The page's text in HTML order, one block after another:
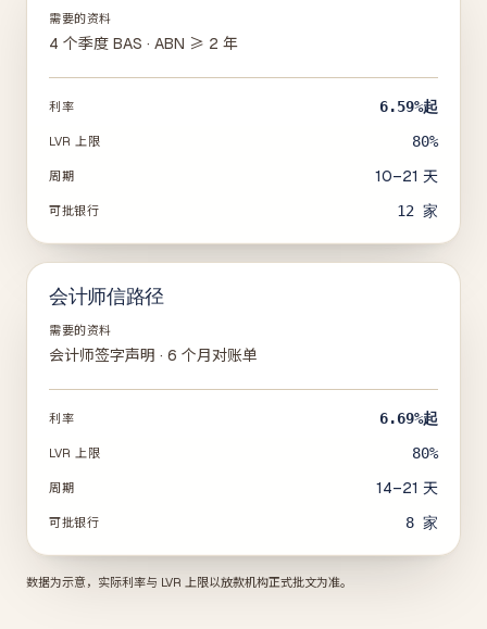
需要的资料
4 个季度 BAS · ABN ≥ 2 年
利率 6.59%起
LVR 上限 80%
周期 10–21 天
可批银行 12 家
会计师信路径
需要的资料
会计师签字声明 · 6 个月对账单
利率 6.69%起
LVR 上限 80%
周期 14–21 天
可批银行 8 家
数据为示意，实际利率与 LVR 上限以放款机构正式批文为准。